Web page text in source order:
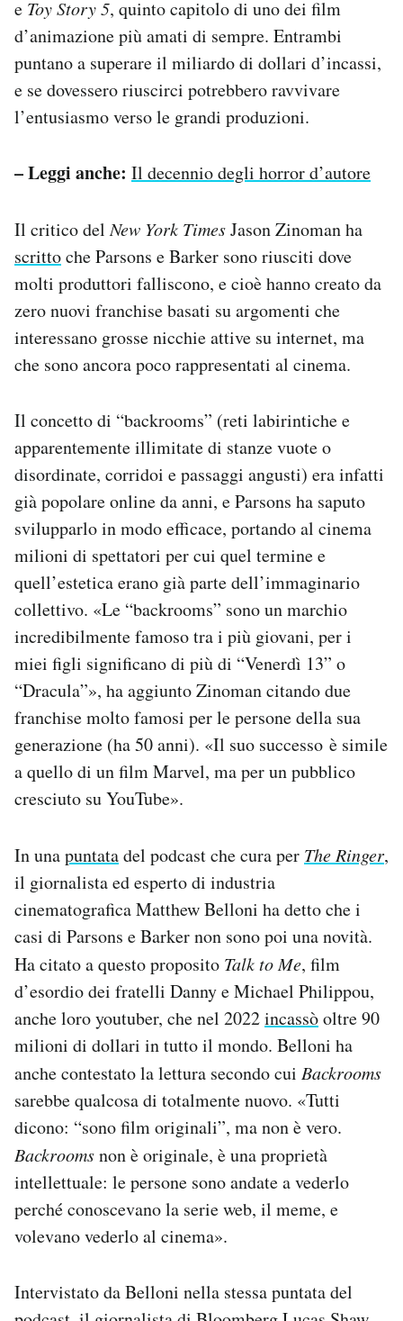
e Toy Story 5, quinto capitolo di uno dei film
d’animazione più amati di sempre. Entrambi
puntano a superare il miliardo di dollari d’incassi,
e se dovessero riuscirci potrebbero ravvivare
l’entusiasmo verso le grandi produzioni.
– Leggi anche: Il decennio degli horror d’autore
Il critico delNew York TimesJason Zinoman ha
scrittoche Parsons e Barker sono riusciti dove
molti produttori falliscono, e cioè hanno creato da
zero nuovi franchise basati su argomenti che
interessano grosse nicchie attive su internet, ma
che sono ancora poco rappresentati al cinema.
Il concetto di “backrooms” (reti labirintiche e
apparentemente illimitate di stanze vuote o
disordinate, corridoi e passaggi angusti) era infatti
già popolare online da anni, e Parsons ha saputo
svilupparlo in modo efficace, portando al cinema
milioni di spettatori per cui quel termine e
quell’estetica erano già parte dell’immaginario
collettivo. «Le “backrooms” sono un marchio
incredibilmente famoso tra i più giovani, per i
miei figli significano di più di “Venerdì 13” o
“Dracula”», ha aggiunto Zinoman citando due
franchise molto famosi per le persone della sua
generazione (ha 50 anni). «Il suo successo è simile
a quello di un film Marvel, ma per un pubblico
cresciuto su YouTube».
In unapuntatadel podcast che cura per The Ringer,
il giornalista ed esperto di industria
cinematografica Matthew Belloni ha detto che i
casi di Parsons e Barker non sono poi una novità.
Ha citato a questo proposito Talk to Me, film
d’esordio dei fratelli Danny e Michael Philippou,
anche loro youtuber, che nel 2022incassòoltre 90
milioni di dollari in tutto il mondo. Belloni ha
anche contestato la lettura secondo cui Backrooms
sarebbe qualcosa di totalmente nuovo. «Tutti
dicono: “sono film originali”, ma non è vero.
Backroomsnon è originale, è una proprietà
intellettuale: le persone sono andate a vederlo
perché conoscevano la serie web, il meme, e
volevano vederlo al cinema».
Intervistato da Belloni nella stessa puntata del